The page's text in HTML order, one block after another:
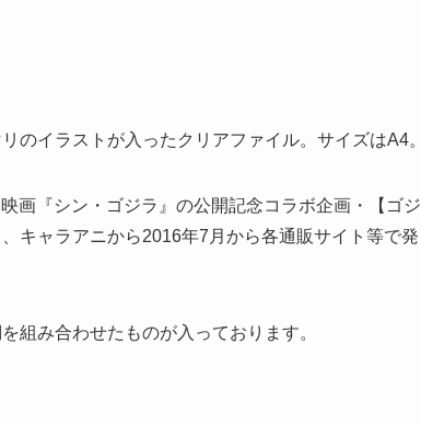
のイラストが入ったクリアファイル。サイズはA4。
画『シン・ゴジラ』の公開記念コラボ企画・【ゴジ
キャラアニから2016年7月から各通販サイト等で発
組み合わせたものが入っております。